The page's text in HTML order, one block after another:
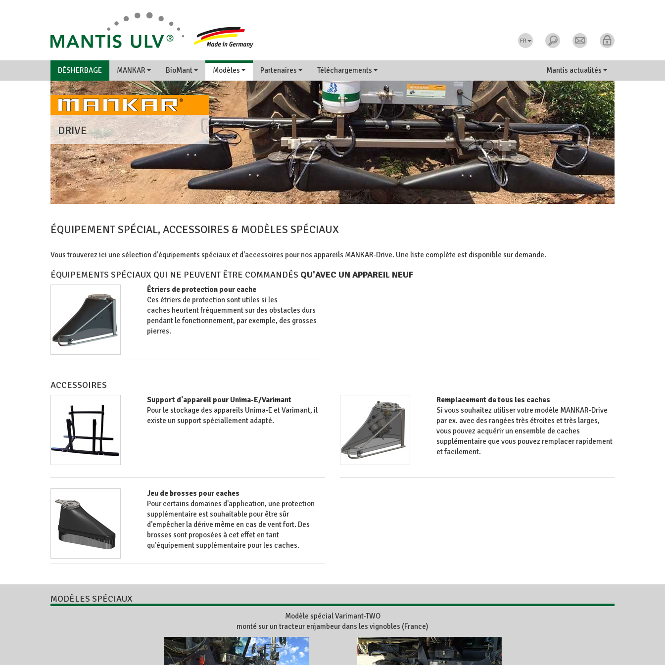
FR
DÉSHERBAGE MANKAR BioMant Modèles Partenaires Téléchargements Mantis actualités
DRIVE
ÉQUIPEMENT SPÉCIAL, ACCESSOIRES & MODÈLES SPÉCIAUX
Vous trouverez ici une sélection d'équipements spéciaux et d'accessoires pour nos appareils MANKAR-Drive. Une liste complète est disponible sur demande.
ÉQUIPEMENTS SPÉCIAUX QUI NE PEUVENT ÊTRE COMMANDÉS QU'AVEC UN APPAREIL NEUF
Étriers de protection pour cache
Ces étriers de protection sont utiles si les
caches heurtent fréquemment sur des obstacles durs
pendant le fonctionnement, par exemple, des grosses
pierres.
ACCESSOIRES
Support d'appareil pour Unima-E/Varimant
Pour le stockage des appareils Unima-E et Varimant, il
existe un support spéciallement adapté.
Remplacement de tous les caches
Si vous souhaitez utiliser votre modèle MANKAR-Drive
par ex. avec des rangées très étroites et très larges,
vous pouvez acquérir un ensemble de caches
supplémentaire que vous pouvez remplacer rapidement
et facilement.
Jeu de brosses pour caches
Pour certains domaines d'application, une protection
supplémentaire est souhaitable pour être sûr
d'empêcher la dérive même en cas de vent fort. Des
brosses sont proposées à cet effet en tant
qu'équipement supplémentaire pour les caches.
MODÈLES SPÉCIAUX
Modèle spécial Varimant-TWO
monté sur un tracteur enjambeur dans les vignobles (France)